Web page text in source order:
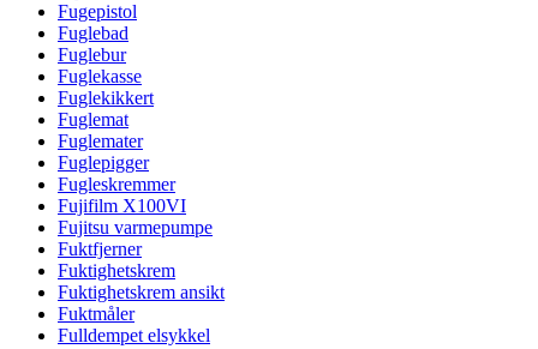
Fugepistol
Fuglebad
Fuglebur
Fuglekasse
Fuglekikkert
Fuglemat
Fuglemater
Fuglepigger
Fugleskremmer
Fujifilm X100VI
Fujitsu varmepumpe
Fuktfjerner
Fuktighetskrem
Fuktighetskrem ansikt
Fuktmåler
Fulldempet elsykkel